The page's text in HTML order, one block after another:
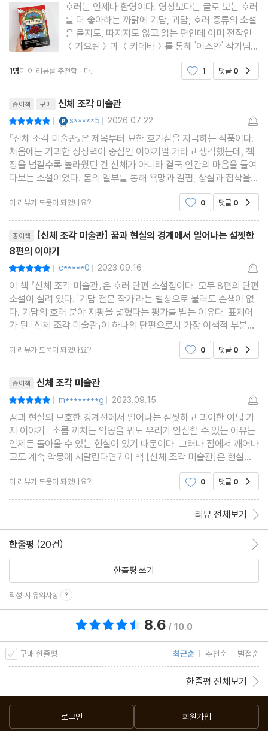
호러는 언제나 환영이다. 영상보다는 글로 보는 호러
를 더 좋아하는 까닭에 기담, 괴담, 호러 종류의 소설
은 묻지도, 따지지도 않고 읽는 편인데 이미 전작인
＜기요틴＞과 ＜카데바＞를 통해 '이스안' 작가님의
느낌을 알기에 이번 신간도 가슴 설레게 다가와졌던
것 같다. 총 여덟 편의 단편들을 모아놓은 ＜신체
조각 미술관＞은 자살하거나 죽기 전 유언으
1명이 이 리뷰를 추천합니다. 1 댓글 0
종이책 구매 신체 조각 미술관
| s*****5 | 2026.07.22
『신체 조각 미술관』은 제목부터 묘한 호기심을 자극하는 작품이다.
처음에는 기괴한 상상력이 중심인 이야기일 거라고 생각했는데, 책
장을 넘길수록 놀라웠던 건 신체가 아니라 결국 인간의 마음을 들여
다보는 소설이었다. 몸의 일부를 통해 욕망과 결핍, 상실과 집착을
이야기하는 방식이 낯설면서도 강렬했고, 독자로 하여금 '나는 무엇
으로 나를 증명하며 살아가는가'라는 질문을 자
이 리뷰가 도움이 되었나요? 0 댓글 0
종이책
[신체 조각 미술관] 꿈과 현실의 경계에서 일어나는 섬찟한
8편의 이야기
| c*****0 | 2023.09.16
이 책 『신체 조각 미술관』은 호러 단편 소설집이다. 모두 8편의 단편
소설이 실려 있다. '기담 전문 작가'라는 별칭으로 불러도 손색이 없
다. 기담의 호러 분야 지평을 넓혔다는 평가를 받는 이유다. 표제어
가 된 「신체 조각 미술관」이 하나의 단편으로서 가장 이색적 부분이
어서인지 그대로 표제어가 되었다. 그가 호러 소설을 낸 것이 이번이
처음은 아니다. 전작 『기요틴』과
이 리뷰가 도움이 되었나요? 0 댓글 0
종이책 신체 조각 미술관
| m********g | 2023.09.15
꿈과 현실의 모호한 경계선에서 일어나는 섬찟하고 괴이한 여덟 가
지 이야기 소름 끼치는 악몽을 꿔도 우리가 안심할 수 있는 이유는
언제든 돌아올 수 있는 현실이 있기 때문이다. 그러나 잠에서 깨어나
고도 계속 악몽에 시달린다면? 이 책 [신체 조각 미술관]은 현실에
서 꾸는 기묘하고도 섬뜩한 악몽이라는 주제를 독자들에게 전달하
고 있는 것 같다. 첫 작품인 [기요틴]부터
이 리뷰가 도움이 되었나요? 0 댓글 0
리뷰 전체보기
한줄평 (20건)
한줄평 쓰기
작성 시 유의사항
8.6 / 10.0
구매 한줄평 최근순 추천순 별점순
한줄평 전체보기
로그인 회원가입